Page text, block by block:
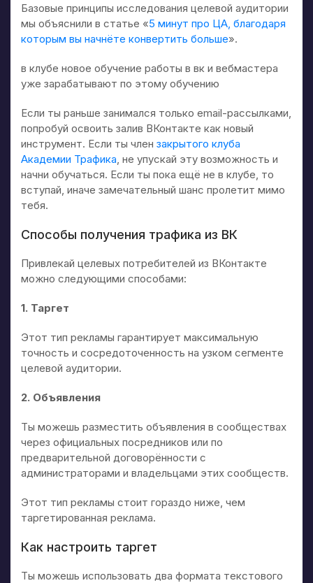
Базовые принципы исследования целевой аудитории
мы объяснили в статье «5 минут про ЦА, благодаря
которым вы начнёте конвертить больше».
в клубе новое обучение работы в вк и вебмастера
уже зарабатывают по этому обучению
Если ты раньше занимался только email-рассылками,
попробуй освоить залив ВКонтакте как новый
инструмент. Если ты член закрытого клуба
Академии Трафика , не упускай эту возможность и
начни обучаться. Если ты пока ещё не в клубе, то
вступай, иначе замечательный шанс пролетит мимо
тебя.
Способы получения трафика из ВК
Привлекай целевых потребителей из ВКонтакте
можно следующими способами:
1. Таргет
Этот тип рекламы гарантирует максимальную
точность и сосредоточенность на узком сегменте
целевой аудитории.
2. Объявления
Ты можешь разместить объявления в сообществах
через официальных посредников или по
предварительной договорённости с
администраторами и владельцами этих сообществ.
Этот тип рекламы стоит гораздо ниже, чем
таргетированная реклама.
Как настроить таргет
Ты можешь использовать два формата текстового